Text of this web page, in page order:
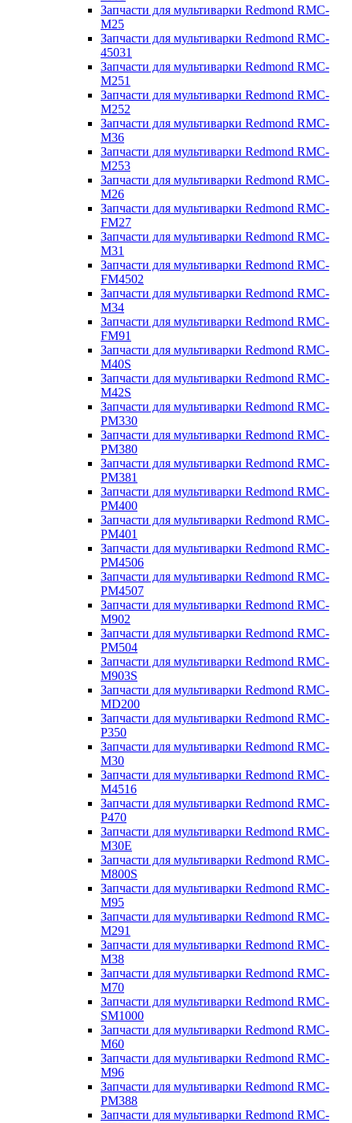
Запчасти для мультиварки Redmond RMC-
M25
Запчасти для мультиварки Redmond RMC-
45031
Запчасти для мультиварки Redmond RMC-
M251
Запчасти для мультиварки Redmond RMC-
M252
Запчасти для мультиварки Redmond RMC-
M36
Запчасти для мультиварки Redmond RMC-
M253
Запчасти для мультиварки Redmond RMC-
M26
Запчасти для мультиварки Redmond RMC-
FM27
Запчасти для мультиварки Redmond RMC-
M31
Запчасти для мультиварки Redmond RMC-
FM4502
Запчасти для мультиварки Redmond RMC-
M34
Запчасти для мультиварки Redmond RMC-
FM91
Запчасти для мультиварки Redmond RMC-
M40S
Запчасти для мультиварки Redmond RMC-
M42S
Запчасти для мультиварки Redmond RMC-
PM330
Запчасти для мультиварки Redmond RMC-
PM380
Запчасти для мультиварки Redmond RMC-
PM381
Запчасти для мультиварки Redmond RMC-
PM400
Запчасти для мультиварки Redmond RMC-
PM401
Запчасти для мультиварки Redmond RMC-
PM4506
Запчасти для мультиварки Redmond RMC-
PM4507
Запчасти для мультиварки Redmond RMC-
M902
Запчасти для мультиварки Redmond RMC-
PM504
Запчасти для мультиварки Redmond RMC-
M903S
Запчасти для мультиварки Redmond RMC-
MD200
Запчасти для мультиварки Redmond RMC-
P350
Запчасти для мультиварки Redmond RMC-
M30
Запчасти для мультиварки Redmond RMC-
M4516
Запчасти для мультиварки Redmond RMC-
P470
Запчасти для мультиварки Redmond RMC-
M30E
Запчасти для мультиварки Redmond RMC-
M800S
Запчасти для мультиварки Redmond RMC-
M95
Запчасти для мультиварки Redmond RMC-
M291
Запчасти для мультиварки Redmond RMC-
M38
Запчасти для мультиварки Redmond RMC-
M70
Запчасти для мультиварки Redmond RMC-
SM1000
Запчасти для мультиварки Redmond RMC-
M60
Запчасти для мультиварки Redmond RMC-
M96
Запчасти для мультиварки Redmond RMC-
PM388
Запчасти для мультиварки Redmond RMC-